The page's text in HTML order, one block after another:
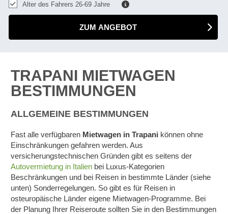
Alter des Fahrers 26-69 Jahre
ZUM ANGEBOT
TRAPANI MIETWAGEN
BESTIMMUNGEN
ALLGEMEINE BESTIMMUNGEN
Fast alle verfügbaren Mietwagen in Trapani können ohne
Einschränkungen gefahren werden. Aus
versicherungstechnischen Gründen gibt es seitens der
Autovermietung in Italien bei Luxus-Kategorien
Beschränkungen und bei Reisen in bestimmte Länder (siehe
unten) Sonderregelungen. So gibt es für Reisen in
osteuropäische Länder eigene Mietwagen-Programme. Bei
der Planung Ihrer Reiseroute sollten Sie in den Bestimmungen